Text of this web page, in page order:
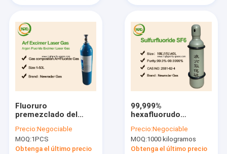
Inicio
Productos
Control de Calidad
Fluoruro
premezclado del
litografía de las
mezclas de gases
193nm de ArF
Precio:Negociable
MOQ:1PCS
Obtenga el último precio
99,999%
hexafluorudo
2551-62-4 del azufre
de los gases
Precio:Negociable
MOQ:1000 kilogramos
Obtenga el último precio